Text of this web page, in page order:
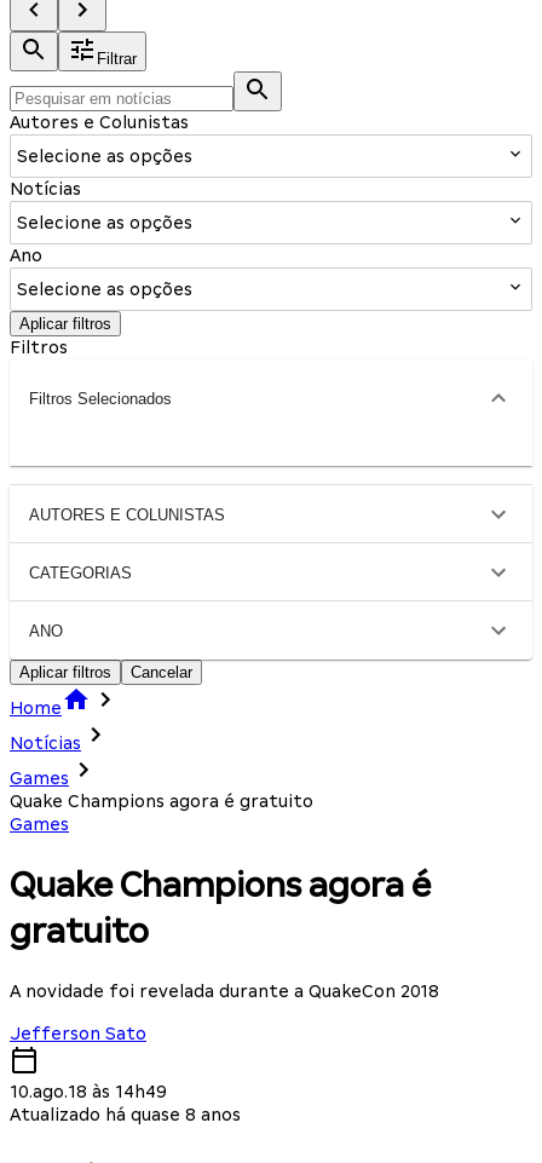
Filtrar
Autores e Colunistas
Selecione as opções
Notícias
Selecione as opções
Ano
Selecione as opções
Aplicar filtros
Filtros
Filtros Selecionados
AUTORES E COLUNISTAS
CATEGORIAS
ANO
Aplicar filtros Cancelar
Home
Notícias
Games
Quake Champions agora é gratuito
Games
Quake Champions agora é
gratuito
A novidade foi revelada durante a QuakeCon 2018
Jefferson Sato
10.ago.18 às 14h49
Atualizado há quase 8 anos